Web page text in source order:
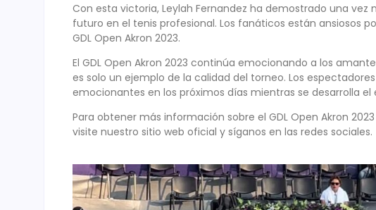
Con esta victoria, Leylah Fernandez ha demostrado una
futuro en el tenis profesional. Los fanáticos están ansiosos
GDL Open Akron 2023.
El GDL Open Akron 2023 continúa emocionando a los
es solo un ejemplo de la calidad del torneo. Los
emocionantes en los próximos días mientras se desarrolla el
Para obtener más información sobre el GDL Open Akron
visite nuestro sitio web oficial y síganos en las redes sociales.